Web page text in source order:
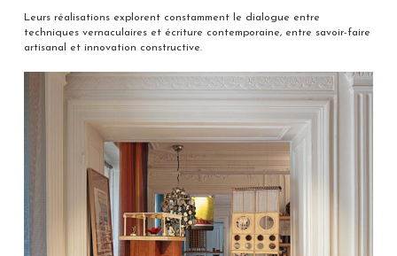
Leurs réalisations explorent constamment le dialogue entre
techniques vernaculaires et écriture contemporaine, entre savoir-faire
artisanal et innovation constructive.